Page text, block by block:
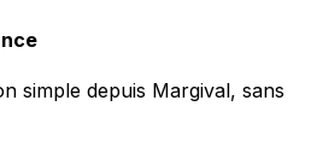
simple depuis Margival, sans